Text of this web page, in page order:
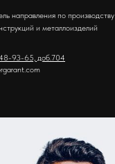
направления по производству
и металлоизделий
93-65, доб.704